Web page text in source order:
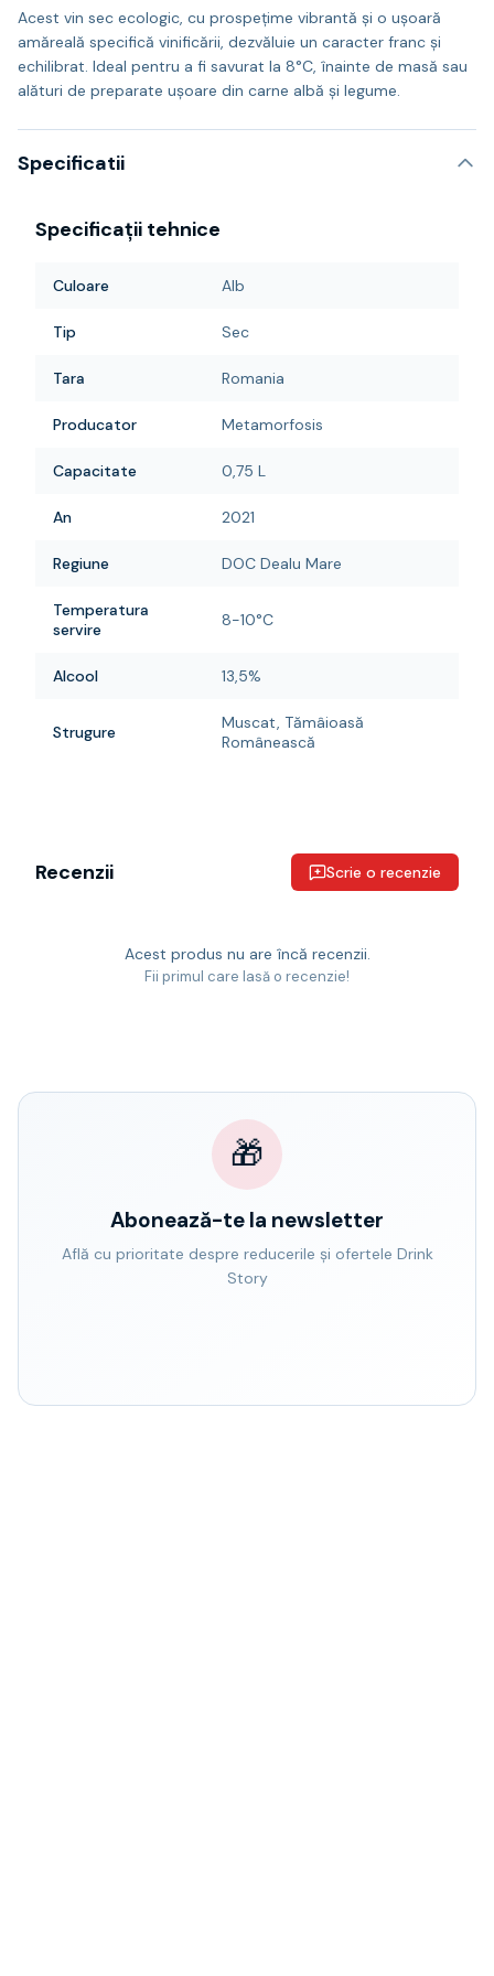
Acest vin sec ecologic, cu prospețime vibrantă și o ușoară
amăreală specifică vinificării, dezvăluie un caracter franc și
echilibrat. Ideal pentru a fi savurat la 8°C, înainte de masă sau
alături de preparate ușoare din carne albă și legume.
Specificatii
Specificații tehnice
Culoare Alb
Tip Sec
Tara Romania
Producator Metamorfosis
Capacitate 0,75 L
An 2021
Regiune DOC Dealu Mare
Temperatura
servire
8-10°C
Alcool 13,5%
Strugure
Muscat, Tămâioasă
Românească
Recenzii Scrie o recenzie
Acest produs nu are încă recenzii.
Fii primul care lasă o recenzie!
🎁
Abonează-te la newsletter
Află cu prioritate despre reducerile și ofertele Drink
Story